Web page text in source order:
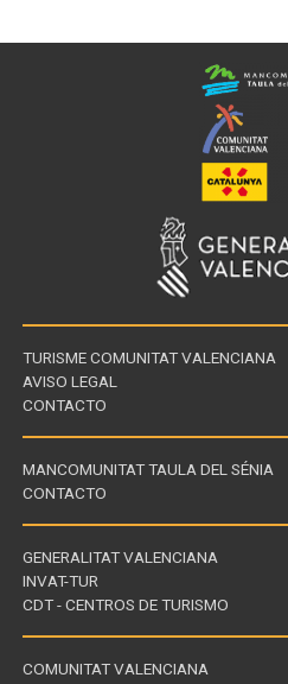
TURISME COMUNITAT VALENCIANA
AVISO LEGAL
CONTACTO
MANCOMUNITAT TAULA DEL SÉNIA
CONTACTO
Links
of
interest
GENERALITAT VALENCIANA
INVAT-TUR
CDT - CENTROS DE TURISMO
COMUNITAT VALENCIANA